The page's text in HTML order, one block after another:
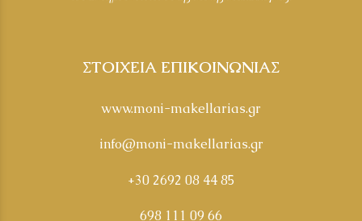
ΣΤΟΙΧΕΙΑ ΕΠΙΚΟΙΝΩΝΙΑΣ
www.moni-makellarias.gr
info@moni-makellarias.gr
+30 2692 08 44 85
698 111 09 66